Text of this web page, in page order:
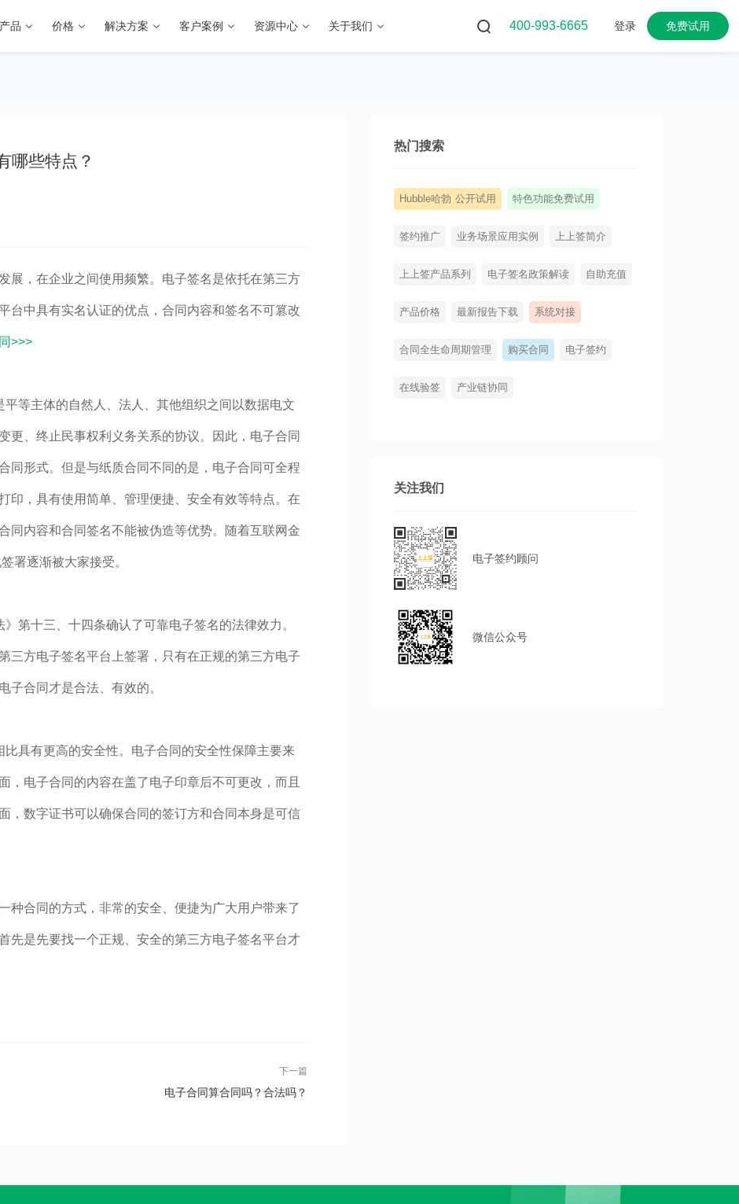
产品 价格 解决方案 客户案例 资源中心 关于我们 400-993-6665 登录 免费试用
哪些特点？
展，在企业之间使用频繁。电子签名是依托在第三方
台中具有实名认证的优点，合同内容和签名不可篡改
>>>
等主体的自然人、法人、其他组织之间以数据电文
更、终止民事权利义务关系的协议。因此，电子合同
同形式。但是与纸质合同不同的是，电子合同可全程
印，具有使用简单、管理便捷、安全有效等特点。在
同内容和合同签名不能被伪造等优势。随着互联网金
署逐渐被大家接受。
第十三、十四条确认了可靠电子签名的法律效力。
三方电子签名平台上签署，只有在正规的第三方电子
子合同才是合法、有效的。
具有更高的安全性。电子合同的安全性保障主要来
，电子合同的内容在盖了电子印章后不可更改，而且
，数字证书可以确保合同的签订方和合同本身是可信
种合同的方式，非常的安全、便捷为广大用户带来了
先是先要找一个正规、安全的第三方电子签名平台才
下一篇
电子合同算合同吗？合法吗？
热门搜索
Hubble哈勃 公开试用 特色功能免费试用
签约推广 业务场景应用实例 上上签简介
上上签产品系列 电子签名政策解读 自助充值
产品价格 最新报告下载 系统对接
合同全生命周期管理 购买合同 电子签约
在线验签 产业链协同
关注我们
电子签约顾问
微信公众号